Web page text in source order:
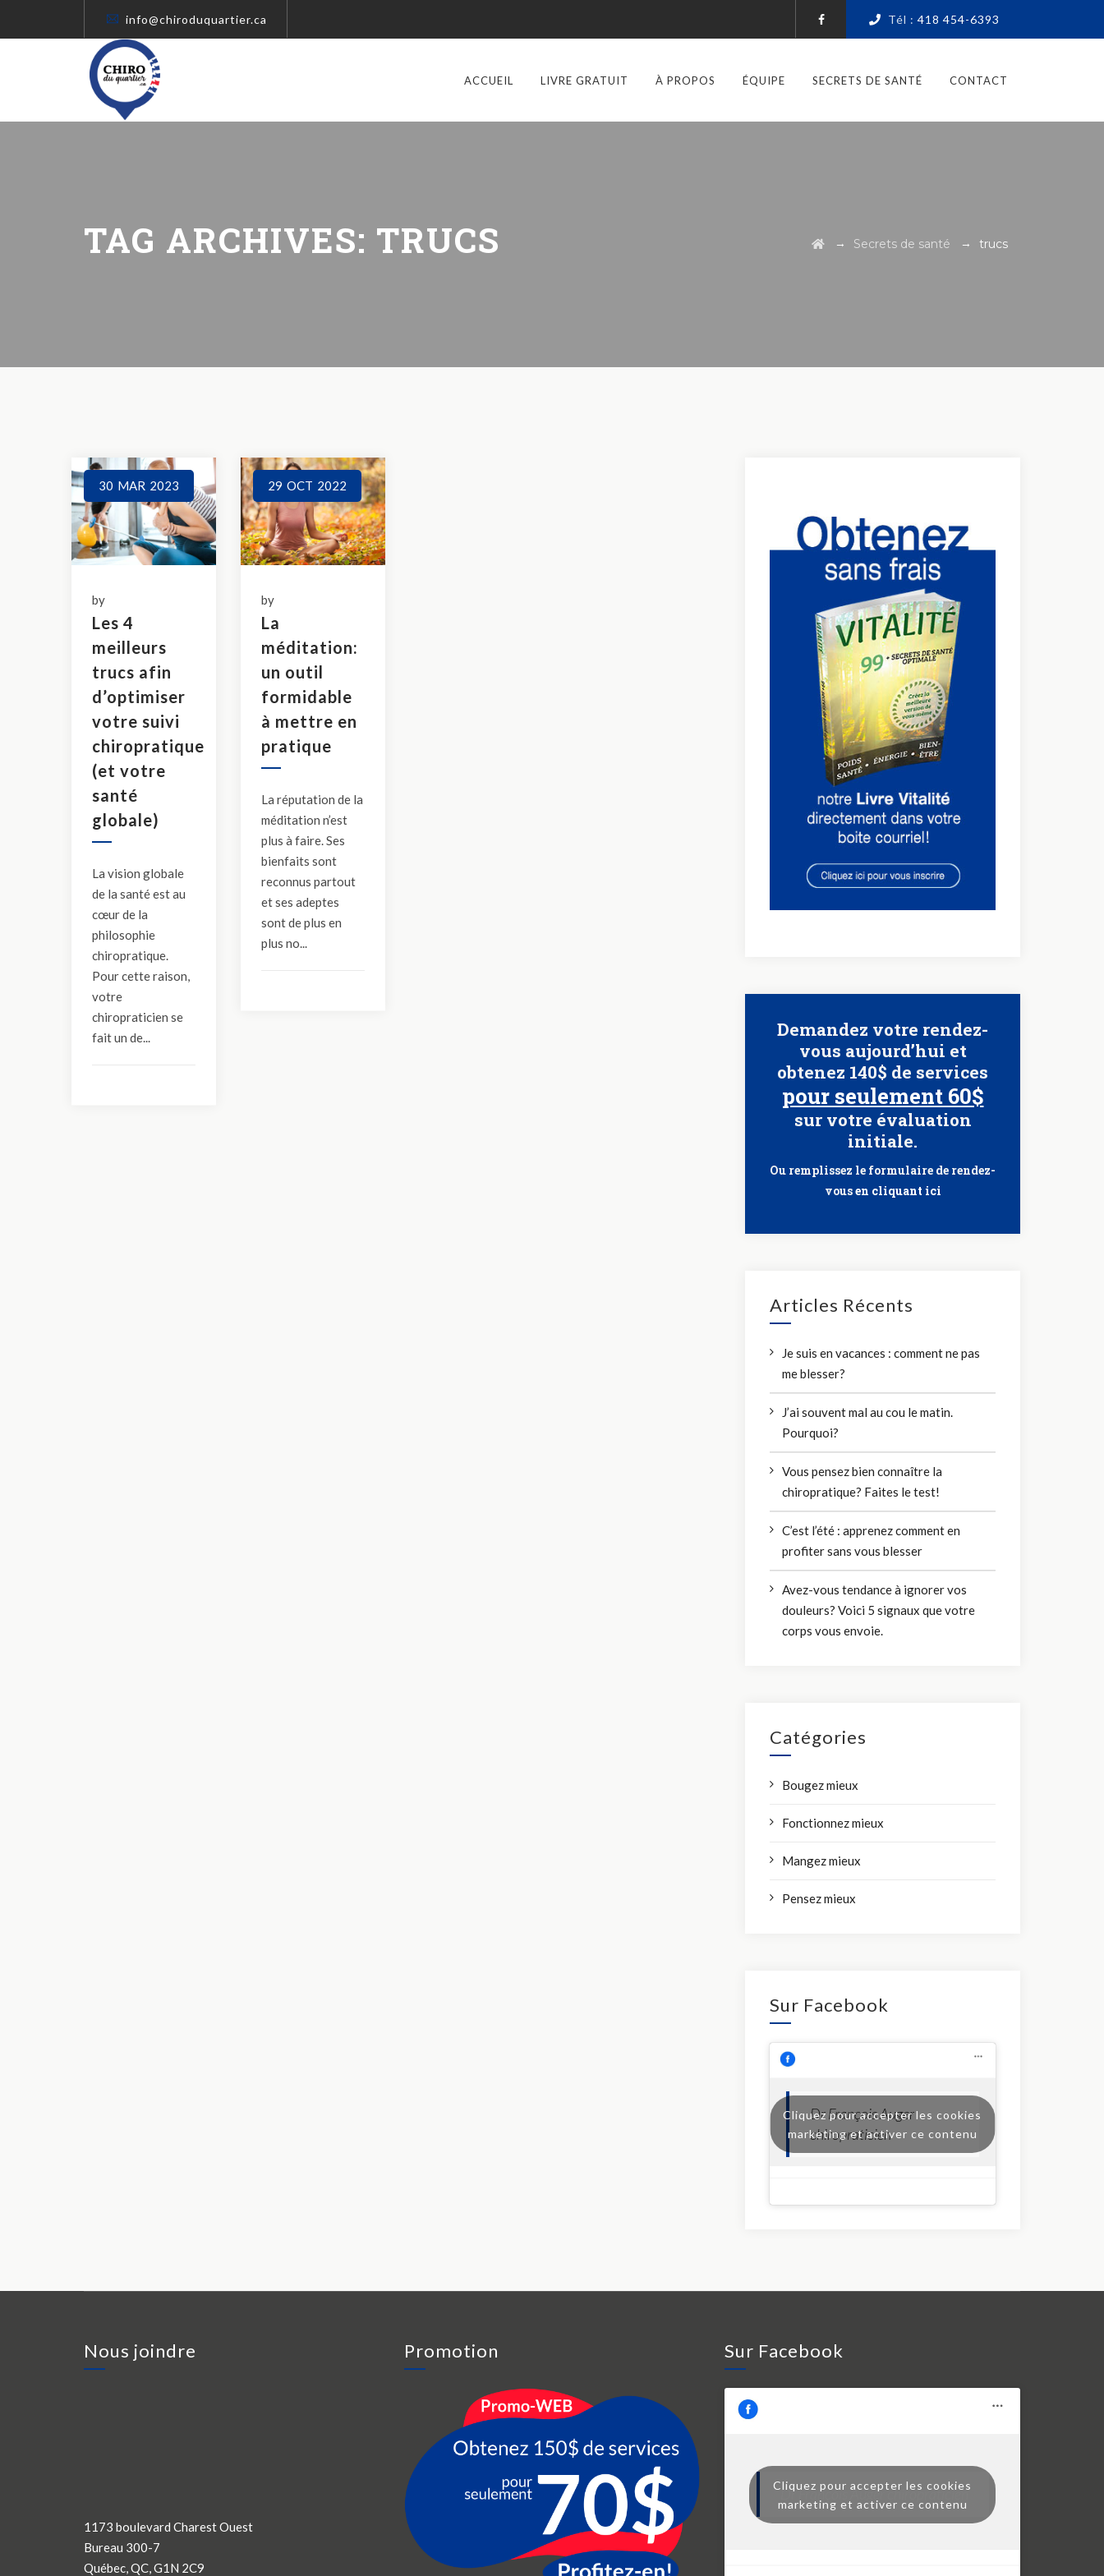
info@chiroduquartier.ca Tél : 418 454-6393
ACCUEIL LIVRE GRATUIT À PROPOS ÉQUIPE SECRETS DE SANTÉ CONTACT
TAG ARCHIVES: TRUCS → Secrets de santé → trucs
30 MAR 2023
by
Les 4
meilleurs
trucs afin
d’optimiser
votre suivi
chiropratique
(et votre
santé
globale)
La vision globale
de la santé est au
cœur de la
philosophie
chiropratique.
Pour cette raison,
votre
chiropraticien se
fait un de...
29 OCT 2022
by
La
méditation:
un outil
formidable
à mettre en
pratique
La réputation de la
méditation n’est
plus à faire. Ses
bienfaits sont
reconnus partout
et ses adeptes
sont de plus en
plus no...
Demandez votre rendez-
vous aujourd’hui et
obtenez 140$ de services
pour seulement 60$
sur votre évaluation
initiale.
Ou remplissez le formulaire de rendez-
vousen cliquant ici
Articles Récents
Je suis en vacances : comment ne pas
me blesser?
J’ai souvent mal au cou le matin.
Pourquoi?
Vous pensez bien connaître la
chiropratique? Faites le test!
C’est l’été : apprenez comment en
profiter sans vous blesser
Avez-vous tendance à ignorer vos
douleurs? Voici 5 signaux que votre
corps vous envoie.
Catégories
Bougez mieux
Fonctionnez mieux
Mangez mieux
Pensez mieux
Sur Facebook
Dr François Auger
chiropraticien
Cliquez pour accepter les cookies
marketing et activer ce contenu
Nous joindre
1173 boulevard Charest Ouest
Bureau 300-7
Québec, QC, G1N 2C9
Promotion Sur Facebook
Dr François Auger chiropraticien
Cliquez pour accepter les cookies
marketing et activer ce contenu